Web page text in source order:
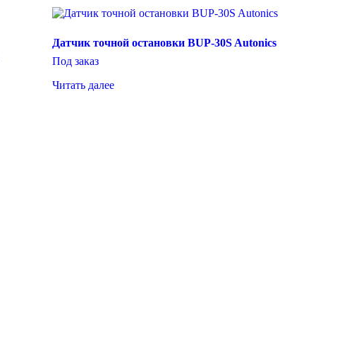
Датчик точной остановки BUP-30S Autonics
Под заказ
Читать далее